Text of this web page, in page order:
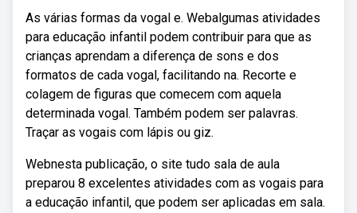
As várias formas da vogal e. Webalgumas atividades
para educação infantil podem contribuir para que as
crianças aprendam a diferença de sons e dos
formatos de cada vogal, facilitando na. Recorte e
colagem de figuras que comecem com aquela
determinada vogal. Também podem ser palavras.
Traçar as vogais com lápis ou giz.
Webnesta publicação, o site tudo sala de aula
preparou 8 excelentes atividades com as vogais para
a educação infantil, que podem ser aplicadas em sala.